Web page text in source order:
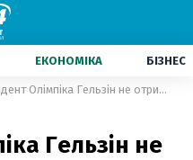
ЕКОНОМІКА БІЗНЕС
Президент Олімпіка Гельзін не отримає довічну дискваліфікацію за скандал у прямому ефірі
Гельзін не